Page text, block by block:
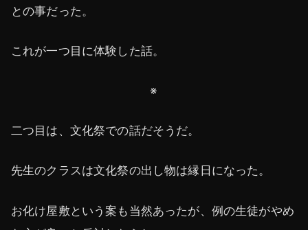
との事だった。
これが一つ目に体験した話。
※
二つ目は、文化祭での話だそうだ。
先生のクラスは文化祭の出し物は縁日になった。
お化け屋敷という案も当然あったが、例の生徒がやめ